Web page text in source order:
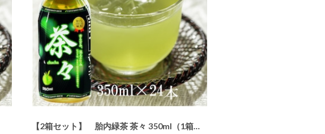
【2箱セット】 胎内緑茶 茶々 350ml（1箱：24本入）